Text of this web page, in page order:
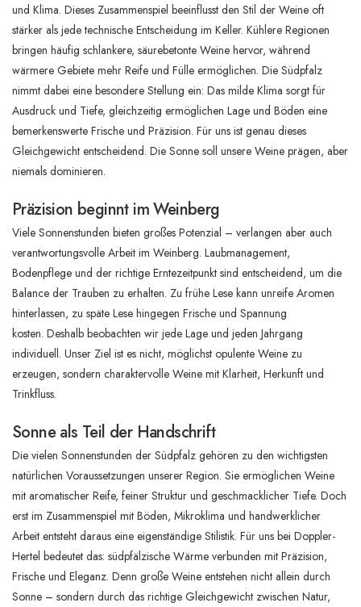
und Klima. Dieses Zusammenspiel beeinflusst den Stil der Weine oft
stärker als jede technische Entscheidung im Keller. Kühlere Regionen
bringen häufig schlankere, säurebetonte Weine hervor, während
wärmere Gebiete mehr Reife und Fülle ermöglichen. Die Südpfalz
nimmt dabei eine besondere Stellung ein: Das milde Klima sorgt für
Ausdruck und Tiefe, gleichzeitig ermöglichen Lage und Böden eine
bemerkenswerte Frische und Präzision. Für uns ist genau dieses
Gleichgewicht entscheidend. Die Sonne soll unsere Weine prägen, aber
niemals dominieren.
Präzision beginnt im Weinberg
Viele Sonnenstunden bieten großes Potenzial – verlangen aber auch
verantwortungsvolle Arbeit im Weinberg. Laubmanagement,
Bodenpflege und der richtige Erntezeitpunkt sind entscheidend, um die
Balance der Trauben zu erhalten. Zu frühe Lese kann unreife Aromen
hinterlassen, zu späte Lese hingegen Frische und Spannung
kosten. Deshalb beobachten wir jede Lage und jeden Jahrgang
individuell. Unser Ziel ist es nicht, möglichst opulente Weine zu
erzeugen, sondern charaktervolle Weine mit Klarheit, Herkunft und
Trinkfluss.
Sonne als Teil der Handschrift
Die vielen Sonnenstunden der Südpfalz gehören zu den wichtigsten
natürlichen Voraussetzungen unserer Region. Sie ermöglichen Weine
mit aromatischer Reife, feiner Struktur und geschmacklicher Tiefe. Doch
erst im Zusammenspiel mit Böden, Mikroklima und handwerklicher
Arbeit entsteht daraus eine eigenständige Stilistik. Für uns bei Doppler-
Hertel bedeutet das: südpfälzische Wärme verbunden mit Präzision,
Frische und Eleganz. Denn große Weine entstehen nicht allein durch
Sonne – sondern durch das richtige Gleichgewicht zwischen Natur,